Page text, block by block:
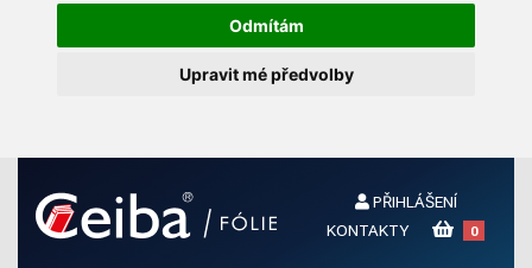
Odmítám
Upravit mé předvolby
PŘIHLÁŠENÍ
KONTAKTY
0